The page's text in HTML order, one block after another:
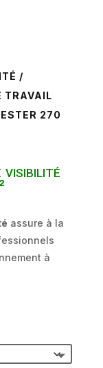
/
TRAVAIL
270
visibilité
assure à la
à